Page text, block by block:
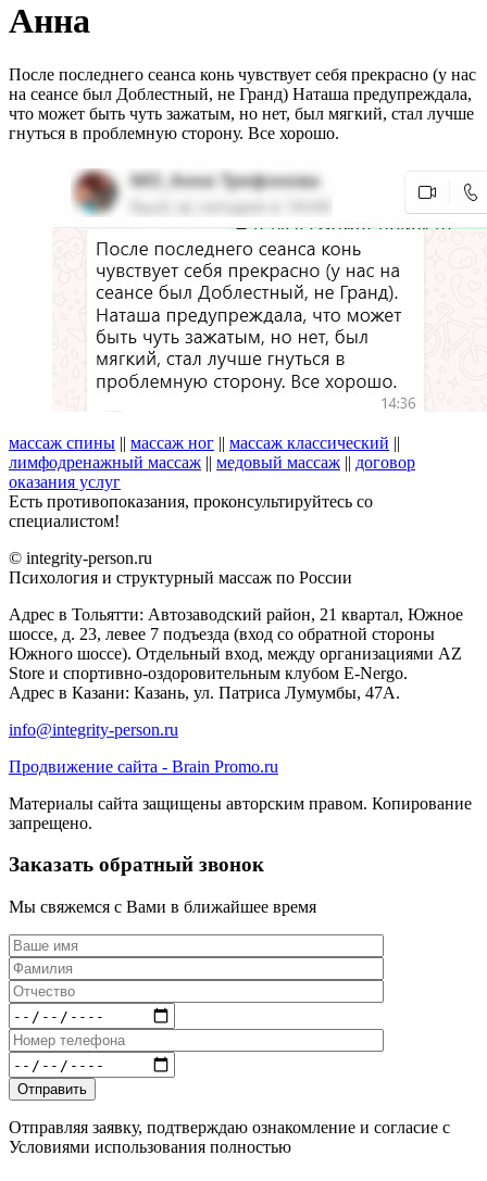
Анна
После последнего сеанса конь чувствует себя прекрасно (у нас
на сеансе был Доблестный, не Гранд) Наташа предупреждала,
что может быть чуть зажатым, но нет, был мягкий, стал лучше
гнуться в проблемную сторону. Все хорошо.
массаж спины || массаж ног || массаж классический ||
лимфодренажный массаж || медовый массаж || договор
оказания услуг
Есть противопоказания, проконсультируйтесь со
специалистом!
© integrity-person.ru
Психология и структурный массаж по России
Адрес в Тольятти: Автозаводский район, 21 квартал, Южное
шоссе, д. 23, левее 7 подъезда (вход со обратной стороны
Южного шоссе). Отдельный вход, между организациями AZ
Store и спортивно-оздоровительным клубом E-Nergo.
Адрес в Казани: Казань, ул. Патриса Лумумбы, 47А.
info@integrity-person.ru
Продвижение сайта - Brain Promo.ru
Материалы сайта защищены авторским правом. Копирование
запрещено.
Заказать обратный звонок
Мы свяжемся с Вами в ближайшее время
Отправляя заявку, подтверждаю ознакомление и согласие с
Условиями использования полностью